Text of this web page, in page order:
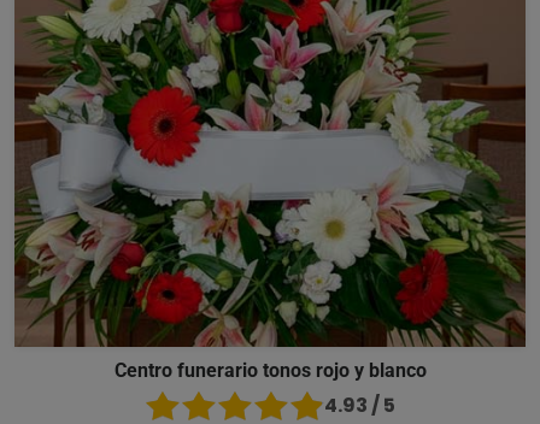
Centro funerario tonos rojo y blanco
4.93 / 5